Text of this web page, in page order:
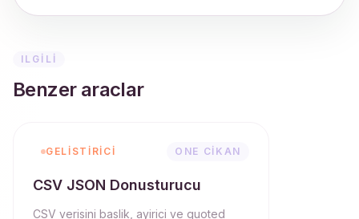
ILGILI
Benzer araclar
GELISTIRICI ONE CIKAN
CSV JSON Donusturucu
CSV verisini baslik, ayirici ve quoted